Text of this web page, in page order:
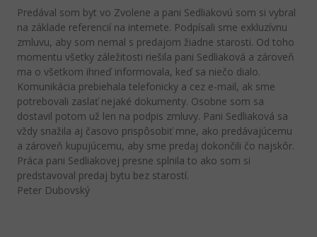
Predával som byt vo Zvolene a pani Sedliakovú som si vybral
na základe referencií na internete. Podpísali sme exkluzívnu
zmluvu, aby som nemal s predajom žiadne starosti. Od toho
momentu všetky záležitosti riešila pani Sedliaková a zároveň
ma o všetkom ihneď informovala, keď sa niečo dialo.
Komunikácia prebiehala telefonicky a cez e-mail, ak sme
potrebovali zaslať nejaké dokumenty. Osobne som sa
dostavil potom už len na podpis zmluvy. Pani Sedliaková sa
vždy snažila aj časovo prispôsobiť mne, ako predávajúcemu
a zároveň kupujúcemu, aby sme predaj dokončili čo najskôr.
Práca pani Sedliakovej presne splnila to ako som si
predstavoval predaj bytu bez starostí.
Peter Dubovský